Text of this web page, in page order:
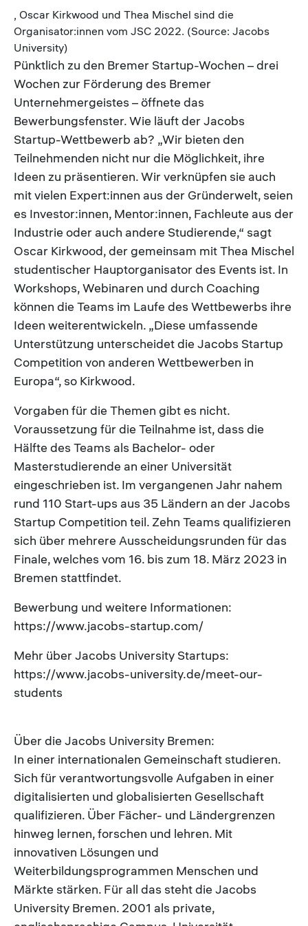
, Oscar Kirkwood und Thea Mischel sind die
Organisator:innen vom JSC 2022. (Source: Jacobs
University)
Pünktlich zu den Bremer Startup-Wochen – drei
Wochen zur Förderung des Bremer
Unternehmergeistes – öffnete das
Bewerbungsfenster. Wie läuft der Jacobs
Startup-Wettbewerb ab? „Wir bieten den
Teilnehmenden nicht nur die Möglichkeit, ihre
Ideen zu präsentieren. Wir verknüpfen sie auch
mit vielen Expert:innen aus der Gründerwelt, seien
es Investor:innen, Mentor:innen, Fachleute aus der
Industrie oder auch andere Studierende,“ sagt
Oscar Kirkwood, der gemeinsam mit Thea Mischel
studentischer Hauptorganisator des Events ist. In
Workshops, Webinaren und durch Coaching
können die Teams im Laufe des Wettbewerbs ihre
Ideen weiterentwickeln. „Diese umfassende
Unterstützung unterscheidet die Jacobs Startup
Competition von anderen Wettbewerben in
Europa“, so Kirkwood.
Vorgaben für die Themen gibt es nicht.
Voraussetzung für die Teilnahme ist, dass die
Hälfte des Teams als Bachelor- oder
Masterstudierende an einer Universität
eingeschrieben ist. Im vergangenen Jahr nahem
rund 110 Start-ups aus 35 Ländern an der Jacobs
Startup Competition teil. Zehn Teams qualifizieren
sich über mehrere Ausscheidungsrunden für das
Finale, welches vom 16. bis zum 18. März 2023 in
Bremen stattfindet.
Bewerbung und weitere Informationen:
https://www.jacobs-startup.com/
Mehr über Jacobs University Startups:
https://www.jacobs-university.de/meet-our-
students
Über die Jacobs University Bremen:
In einer internationalen Gemeinschaft studieren.
Sich für verantwortungsvolle Aufgaben in einer
digitalisierten und globalisierten Gesellschaft
qualifizieren. Über Fächer- und Ländergrenzen
hinweg lernen, forschen und lehren. Mit
innovativen Lösungen und
Weiterbildungsprogrammen Menschen und
Märkte stärken. Für all das steht die Jacobs
University Bremen. 2001 als private,